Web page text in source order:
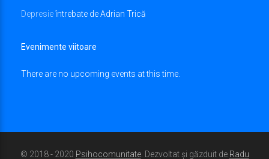
Depresieîntrebate de Adrian Trică
Evenimente viitoare
There are no upcoming events at this time.
© 2018 - 2020 Psihocomunitate. Dezvoltat și găzduit de Radu